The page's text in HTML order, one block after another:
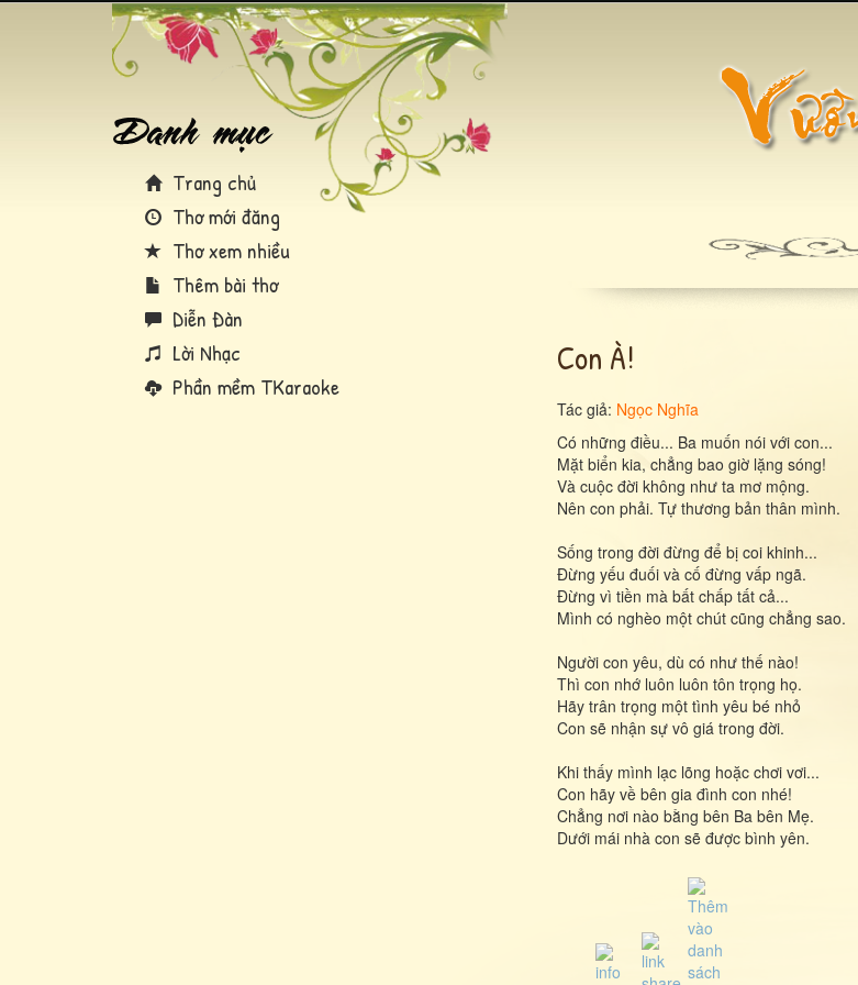
Trang chủ
Thơ mới đăng
Thơ xem nhiều
Thêm bài thơ
Diễn Đàn
Lời Nhạc
Phần mềm TKaraoke
Con À!
Tác giả: Ngọc Nghĩa
Có những điều... Ba muốn nói với con...
Mặt biển kia, chẳng bao giờ lặng sóng!
Và cuộc đời không như ta mơ mộng.
Nên con phải. Tự thương bản thân mình.
Sống trong đời đừng để bị coi khinh...
Đừng yếu đuối và cố đừng vấp ngã.
Đừng vì tiền mà bất chấp tất cả...
Mình có nghèo một chút cũng chẳng sao.
Người con yêu, dù có như thế nào!
Thì con nhớ luôn luôn tôn trọng họ.
Hãy trân trọng một tình yêu bé nhỏ
Con sẽ nhận sự vô giá trong đời.
Khi thấy mình lạc lõng hoặc chơi vơi...
Con hãy về bên gia đình con nhé!
Chẳng nơi nào bằng bên Ba bên Mẹ.
Dưới mái nhà con sẽ được bình yên.